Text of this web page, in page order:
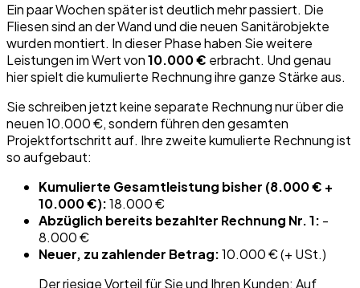
Ein paar Wochen später ist deutlich mehr passiert. Die
Fliesen sind an der Wand und die neuen Sanitärobjekte
wurden montiert. In dieser Phase haben Sie weitere
Leistungen im Wert von10.000 € erbracht. Und genau
hier spielt die kumulierte Rechnung ihre ganze Stärke aus.
Sie schreiben jetzt keine separate Rechnung nur über die
neuen 10.000 €, sondern führen den gesamten
Projektfortschritt auf. Ihre zweite kumulierte Rechnung ist
so aufgebaut:
Kumulierte Gesamtleistung bisher (8.000 € +
10.000 €):18.000 €
Abzüglich bereits bezahlter Rechnung Nr. 1: -
8.000 €
Neuer, zu zahlender Betrag:10.000 € (+ USt.)
Der riesige Vorteil für Sie und Ihren Kunden: Auf